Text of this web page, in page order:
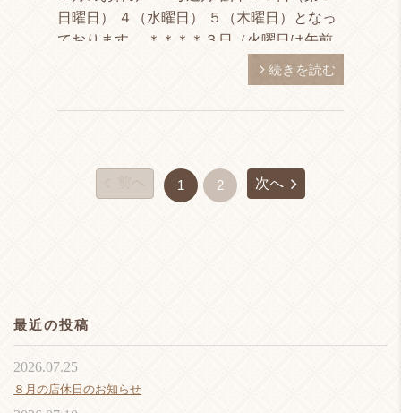
日曜日） ４（水曜日） ５（木曜日）となっ
ております。 ＊＊＊＊３日（火曜日は午前
中のみ営業）＊＊＊＊とさせて頂きますので
続きを読む
前へ 1 2 次へ
最近の投稿
８月の店休日のお知らせ
2026.07.25